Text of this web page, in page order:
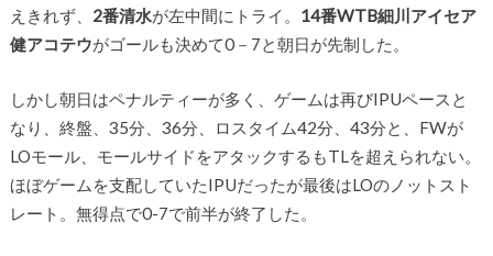
えきれず、 2番清水が左中間にトライ。 14番WTB細川アイセア
健アコテウがゴールも決めて0－7と朝日が先制した。
しかし朝日はペナルティーが多く、ゲームは再びIPUペースと
なり、終盤、35分、36分、ロスタイム42分、43分と、FWが
LOモール、モールサイドをアタックするもTLを超えられない。
ほぼゲームを支配していたIPUだったが最後はLOのノットスト
レート。無得点で0-7で前半が終了した。